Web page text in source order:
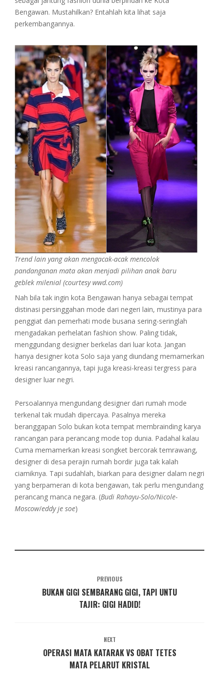
Bengawan. Mustahilkan? Entahlah kita lihat saja
perkembangannya.
Trend lain yang akan mengacak-acak mencolok
pandanganan mata akan menjadi pilihan anak baru
geblek milenial (courtesy wwd.com)
Nah bila tak ingin kota Bengawan hanya sebagai tempat
distinasi persinggahan mode dari negeri lain, mustinya para
penggiat dan pemerhati mode busana sering-seringlah
mengadakan perhelatan fashion show. Paling tidak,
menggundang designer berkelas dari luar kota. Jangan
hanya designer kota Solo saja yang diundang memamerkan
kreasi rancangannya, tapi juga kreasi-kreasi tergress para
designer luar negri.
Persoalannya mengundang designer dari rumah mode
terkenal tak mudah dipercaya. Pasalnya mereka
beranggapan Solo bukan kota tempat membrainding karya
rancangan para perancang mode top dunia. Padahal kalau
Cuma memamerkan kreasi songket bercorak temrawang,
designer di desa perajin rumah bordir juga tak kalah
ciamiknya. Tapi sudahlah, biarkan para designer dalam negri
yang berpameran di kota bengawan, tak perlu mengundang
perancang manca negara. (Budi Rahayu-Solo/Nicole-
Moscow/eddy je soe)
PREVIOUS
BUKAN GIGI SEMBARANG GIGI, TAPI UNTU
TAJIR: GIGI HADID!
NEXT
OPERASI MATA KATARAK VS OBAT TETES
MATA PELARUT KRISTAL